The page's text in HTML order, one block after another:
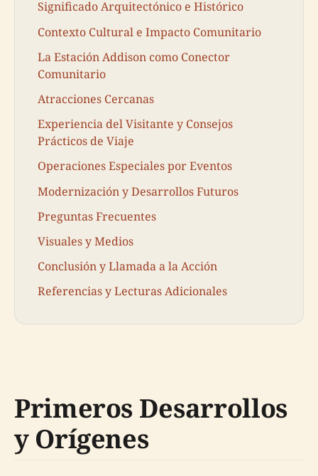
Significado Arquitectónico e Histórico
Contexto Cultural e Impacto Comunitario
La Estación Addison como Conector
Comunitario
Atracciones Cercanas
Experiencia del Visitante y Consejos
Prácticos de Viaje
Operaciones Especiales por Eventos
Modernización y Desarrollos Futuros
Preguntas Frecuentes
Visuales y Medios
Conclusión y Llamada a la Acción
Referencias y Lecturas Adicionales
Primeros Desarrollos
y Orígenes